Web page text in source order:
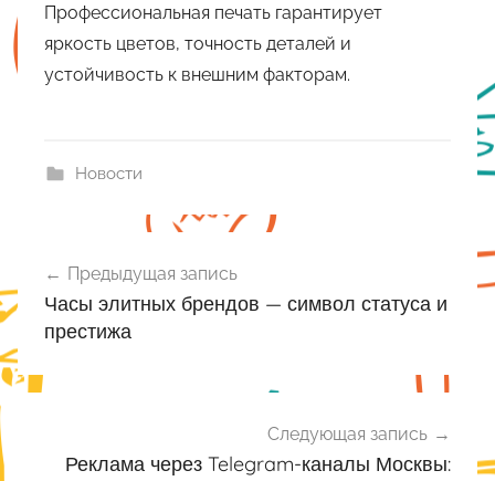
Профессиональная печать гарантирует
яркость цветов, точность деталей и
устойчивость к внешним факторам.
Новости
по
записям
Предыдущая запись
Часы элитных брендов — символ статуса и
престижа
Следующая запись
Реклама через Telegram-каналы Москвы: